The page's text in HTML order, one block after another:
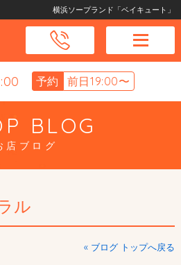
横浜ソープランド「ベイキュート」
予約 前日19:00〜
BLOG
店ブログ
ル
« ブログ トップへ戻る